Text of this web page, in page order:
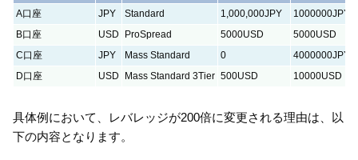
A口座
JPY Standard 1,000,000JPY
1000000JPY
B口座
USD ProSpread 5000USD
5000USD
C口座
JPY Mass Standard 0
4000000JPY
D口座
USD Mass Standard 3Tier 500USD 10000USD
具体例において、レバレッジが200倍に変更される理由は、以
下の内容となります。